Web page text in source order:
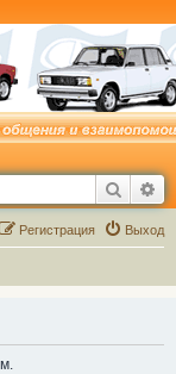
Поиск
Выход
Регистрация